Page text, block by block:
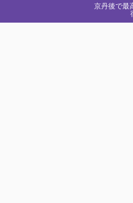
京丹後で最